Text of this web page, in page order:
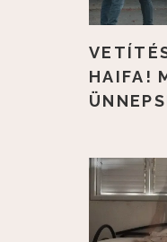
HAIFA!